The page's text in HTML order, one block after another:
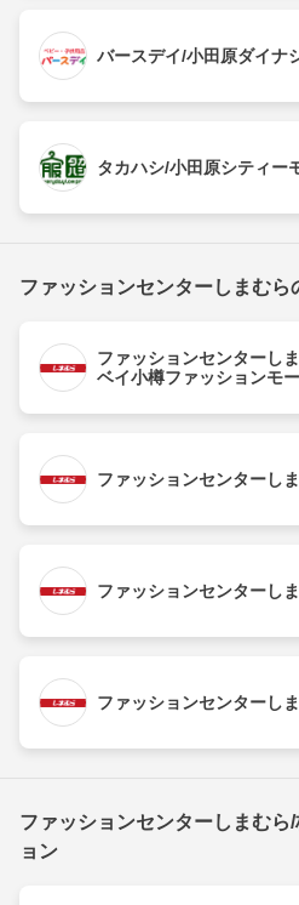
バースデイ/小田原ダイナ
タカハシ/小田原シティー
ファッションセンターしまむら
ファッションセンターし
ベイ小樽ファッションモ
ファッションセンターし
ファッションセンターし
ファッションセンターし
ファッションセンターしまむ
ョン